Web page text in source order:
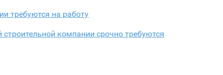
требуются на работу
строительной компании срочно требуются